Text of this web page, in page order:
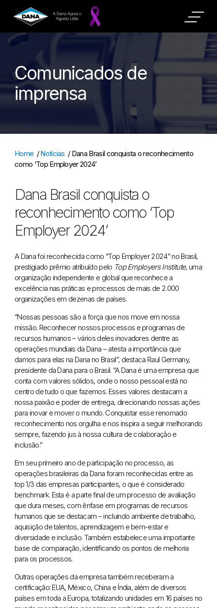
Comunicados de
imprensa
Home /Notícias / Dana Brasil conquista o reconhecimento
como ‘Top Employer 2024’
Dana Brasil conquista o
reconhecimento como ‘Top
Employer 2024’
A Dana foi reconhecida como “Top Employer 2024” no Brasil,
prestigiado prêmio atribuído pelo Top Employers Institute, uma
organização independente e global que reconhece a
excelência nas práticas e processos de mais de 2.000
organizações em dezenas de países.
“Nossas pessoas são a força que nos move em nossa
missão. Reconhecer nossos processos e programas de
recursos humanos – vários deles inovadores dentre as
operações mundiais da Dana – atesta a importância que
damos para elas na Dana no Brasil”, destaca Raul Germany,
presidente da Dana para o Brasil. “A Dana é uma empresa que
conta com valores sólidos, onde o nosso pessoal está no
centro de tudo o que fazemos. Esses valores destacam a
nossa paixão e poder de entrega, direcionando nossas ações
para inovar e mover o mundo. Conquistar esse renomado
reconhecimento nos orgulha e nos inspira a seguir melhorando
sempre, fazendo jus à nossa cultura de colaboração e
inclusão.”
Em seu primeiro ano de participação no processo, as
operações brasileiras da Dana foram reconhecidas entre as
top 1/3 das empresas participantes, o que é considerado
benchmark. Esta é a parte final de um processo de avaliação
que dura meses, com ênfase em programas de recursos
humanos que se destacam – incluindo ambiente de trabalho,
aquisição de talentos, aprendizagem e bem-estar e
diversidade e inclusão. Também estabelece uma importante
base de comparação, identificando os pontos de melhoria
para os processos.
Outras operações da empresa também receberam a
certificação: EUA, México, China e Índia, além de diversos
países em toda a Europa, totalizando unidades em 16 países no